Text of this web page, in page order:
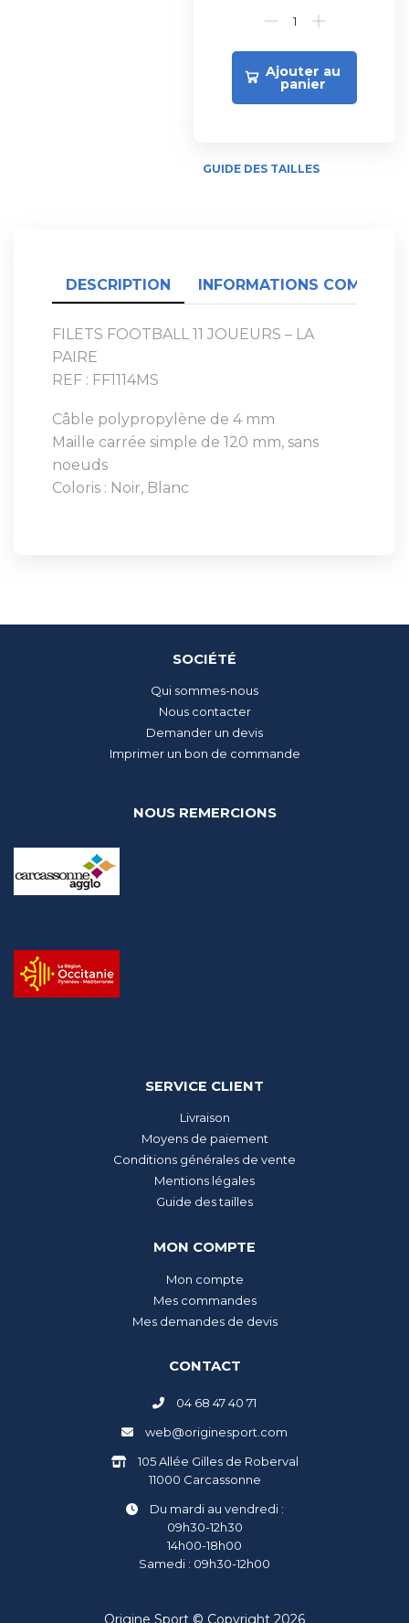
Ajouter au
panier
GUIDE DES TAILLES
DESCRIPTION INFORMATIONS
FILETS FOOTBALL 11 JOUEURS – LA
PAIRE
REF : FF1114MS
Câble polypropylène de 4 mm
Maille carrée simple de 120 mm, sans
noeuds
Coloris : Noir, Blanc
SOCIÉTÉ
Qui sommes-nous
Nous contacter
Demander un devis
Imprimer un bon de commande
NOUS REMERCIONS
SERVICE CLIENT
Livraison
Moyens de paiement
Conditions générales de vente
Mentions légales
Guide des tailles
MON COMPTE
Mon compte
Mes commandes
Mes demandes de devis
CONTACT
04 68 47 40 71
web@originesport.com
105 Allée Gilles de Roberval
11000 Carcassonne
Du mardi au vendredi :
09h30-12h30
14h00-18h00
Samedi : 09h30-12h00
Origine Sport © Copyright 2026